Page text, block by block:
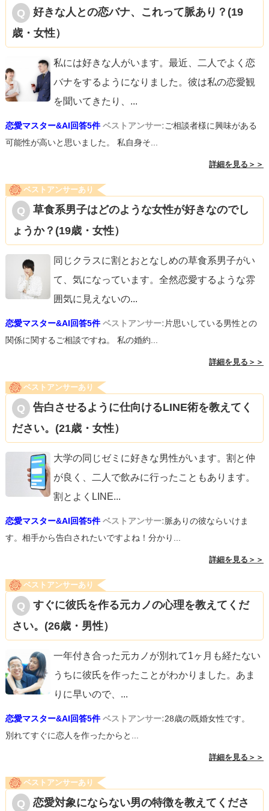
好きな人との恋バナ、これって脈あり？(19
歳・女性）
私には好きな人がいます。最近、二人でよく恋
バナをするようになりました。彼は私の恋愛観
を聞いてきたり、 ...
恋愛マスター&AI回答5件 ベストアンサー:ご相談者様に興味がある
可能性が高いと思いました。 私自身そ...
詳細を見る＞＞
ベストアンサーあり
草食系男子はどのような女性が好きなのでし
ょうか？(19歳・女性）
同じクラスに割とおとなしめの草食系男子がい
て、気になっています。全然恋愛するような雰
囲気に見えないの...
恋愛マスター&AI回答5件 ベストアンサー:片思いしている男性との
関係に関するご相談ですね。 私の婚約...
詳細を見る＞＞
ベストアンサーあり
告白させるように仕向けるLINE術を教えてく
ださい。(21歳・女性）
大学の同じゼミに好きな男性がいます。割と仲
が良く、二人で飲みに行ったこともあります。
割とよくLINE...
恋愛マスター&AI回答5件 ベストアンサー:脈ありの彼ならいけま
す。相手から告白されたいですよね！分かり...
詳細を見る＞＞
ベストアンサーあり
すぐに彼氏を作る元カノの心理を教えてくだ
さい。(26歳・男性）
一年付き合った元カノが別れて1ヶ月も経たない
うちに彼氏を作ったことがわかりました。あま
りに早いので、 ...
恋愛マスター&AI回答5件 ベストアンサー:28歳の既婚女性です。
別れてすぐに恋人を作ったからと...
詳細を見る＞＞
ベストアンサーあり
恋愛対象にならない男の特徴を教えてくださ